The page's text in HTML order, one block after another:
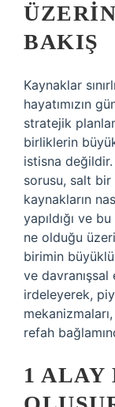
BAKIŞ
Kaynaklar
hayatımızın
stratejik
birliklerin
istisna değildir.
sorusu, salt bir
kaynakların
yapıldığı ve
ne olduğu
birimin
ve
irdeleyerek,
refah
1 ALAY